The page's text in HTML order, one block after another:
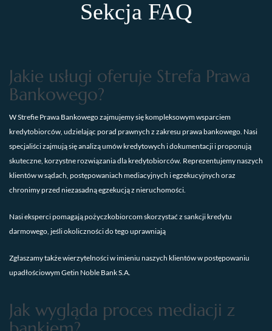
Sekcja FAQ
Jakie usługi oferuje Strefa Prawa
Bankowego?
W Strefie Prawa Bankowego zajmujemy się kompleksowym wsparciem
kredytobiorców, udzielając porad prawnych z zakresu prawa bankowego. Nasi
specjaliści zajmują się analizą umów kredytowych i dokumentacji i proponują
skuteczne, korzystne rozwiązania dla kredytobiorców. Reprezentujemy naszych
klientów w sądach, postępowaniach mediacyjnych i egzekucyjnych oraz
chronimy przed niezasadną egzekucją z nieruchomości.
Nasi eksperci pomagają pożyczkobiorcom skorzystać z sankcji kredytu
darmowego, jeśli okoliczności do tego uprawniają
Zgłaszamy także wierzytelności w imieniu naszych klientów w postępowaniu
upadłościowym Getin Noble Bank S.A.
Jak wygląda proces mediacji z